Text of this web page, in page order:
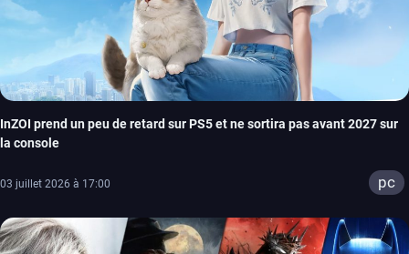
InZOI prend un peu de retard sur PS5 et ne sortira pas avant 2027 sur
la console
03 juillet 2026 à 17:00 pc